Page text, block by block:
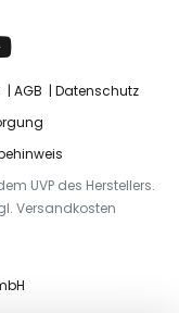
AGB
Datenschutz
UVP des Herstellers.
Versandkosten